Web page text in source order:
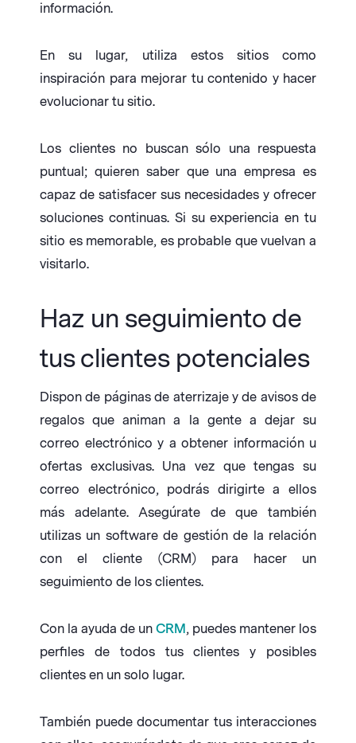
información.
En su lugar, utiliza estos sitios como
inspiración para mejorar tu contenido y hacer
evolucionar tu sitio.
Los clientes no buscan sólo una respuesta
puntual; quieren saber que una empresa es
capaz de satisfacer sus necesidades y ofrecer
soluciones continuas. Si su experiencia en tu
sitio es memorable, es probable que vuelvan a
visitarlo.
Haz un seguimiento de
tus clientes potenciales
Dispon de páginas de aterrizaje y de avisos de
regalos que animan a la gente a dejar su
correo electrónico y a obtener información u
ofertas exclusivas. Una vez que tengas su
correo electrónico, podrás dirigirte a ellos
más adelante. Asegúrate de que también
utilizas un software de gestión de la relación
con el cliente (CRM) para hacer un
seguimiento de los clientes.
Con la ayuda de un CRM , puedes mantener los
perfiles de todos tus clientes y posibles
clientes en un solo lugar.
También puede documentar tus interacciones